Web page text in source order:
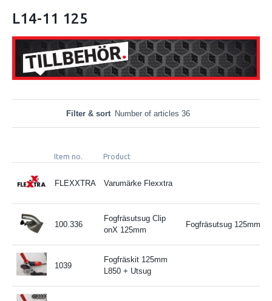
L14-11 125
Filter & sort Number of articles 36
Item no. Product
FLEXXTRA Varumärke Flexxtra
100.336
Fogfräsutsug Clip
onX 125mm
Fogfräsutsug 125mm
1039
Fogfräskit 125mm
L850 + Utsug